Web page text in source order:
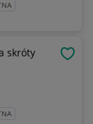
skróty